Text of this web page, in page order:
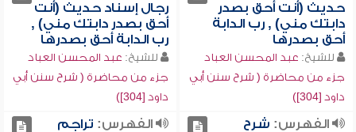
حديث (أنت أحق بصدر
دابتك مني) , رب الدابة
أحق بصدرها
للشيخ: عبد المحسن العباد
جزء من محاضرة ( شرح سنن أبي
داود [304])
رجال إسناد حديث (أنت
أحق بصدر دابتك مني) ,
رب الدابة أحق بصدرها
للشيخ: عبد المحسن العباد
جزء من محاضرة ( شرح سنن أبي
داود [304])
الفهرس: شرح
الفهرس: تراجم